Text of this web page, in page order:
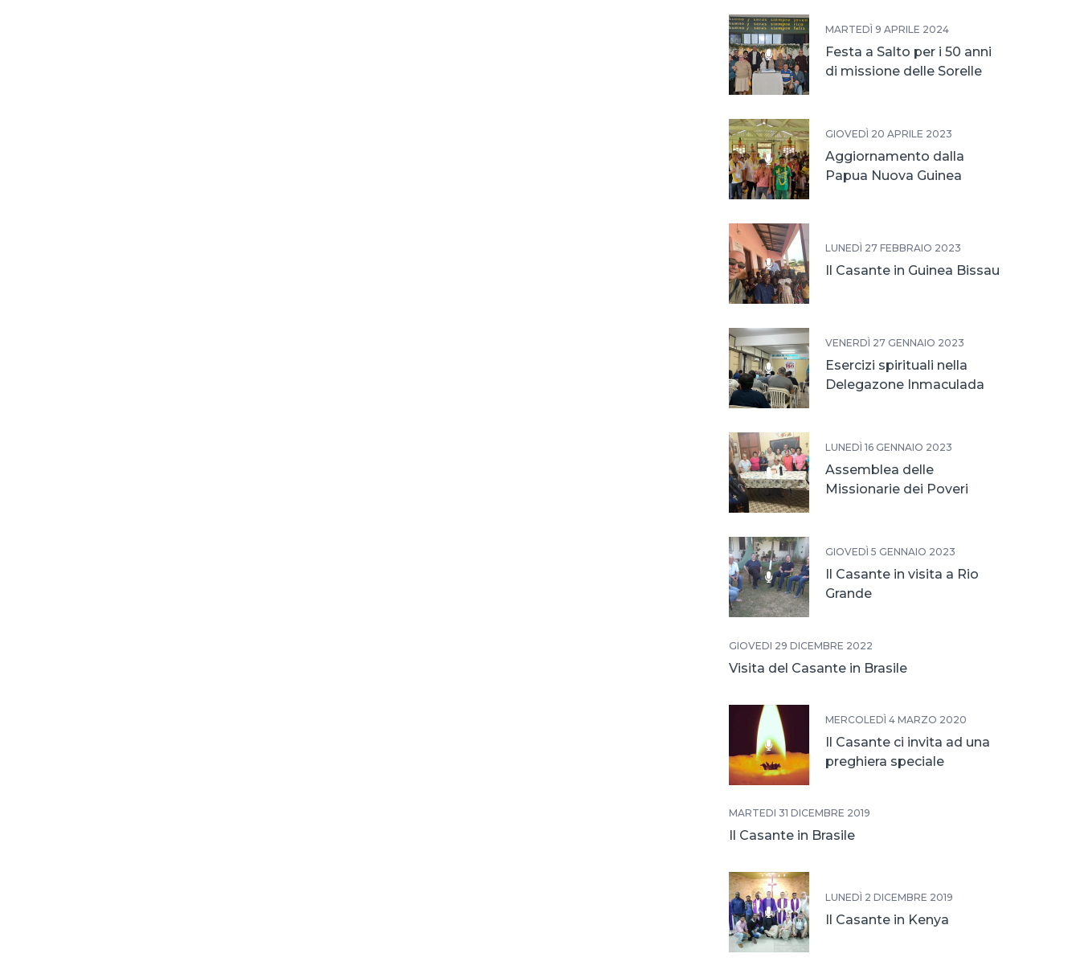
MARTEDÌ 9 APRILE 2024
Festa a Salto per i 50 anni
di missione delle Sorelle
GIOVEDÌ 20 APRILE 2023
Aggiornamento dalla
Papua Nuova Guinea
LUNEDÌ 27 FEBBRAIO 2023
Il Casante in Guinea Bissau
VENERDÌ 27 GENNAIO 2023
Esercizi spirituali nella
Delegazone Inmaculada
LUNEDÌ 16 GENNAIO 2023
Assemblea delle
Missionarie dei Poveri
GIOVEDÌ 5 GENNAIO 2023
Il Casante in visita a Rio
Grande
GIOVEDÌ 29 DICEMBRE 2022
Visita del Casante in Brasile
MERCOLEDÌ 4 MARZO 2020
Il Casante ci invita ad una
preghiera speciale
MARTEDÌ 31 DICEMBRE 2019
Il Casante in Brasile
LUNEDÌ 2 DICEMBRE 2019
Il Casante in Kenya